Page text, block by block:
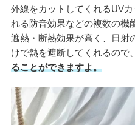
外線をカットしてくれるUV
れる防音効果などの複数の機
遮熱・断熱効果が高く、日射
けで熱を遮断してくれるので、
ることができますよ。